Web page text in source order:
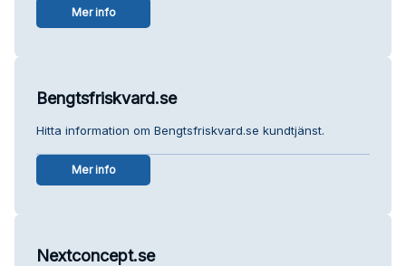
Mer info
Bengtsfriskvard.se
Hitta information om Bengtsfriskvard.se kundtjänst.
Mer info
Nextconcept.se